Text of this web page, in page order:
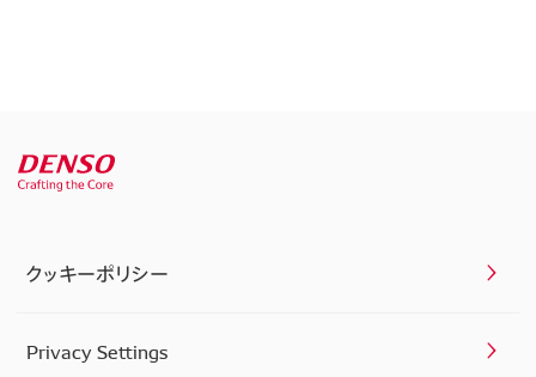
クッキーポリシー
Privacy Settings